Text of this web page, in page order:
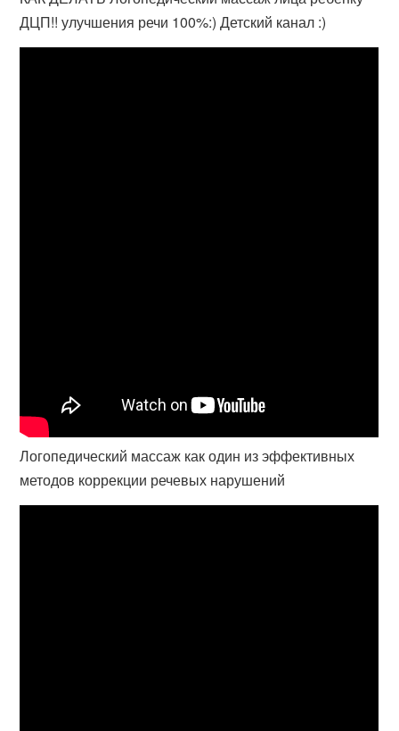
ДЦП!! улучшения речи 100%:) Детский канал :)
Логопедический массаж как один из эффективных
методов коррекции речевых нарушений